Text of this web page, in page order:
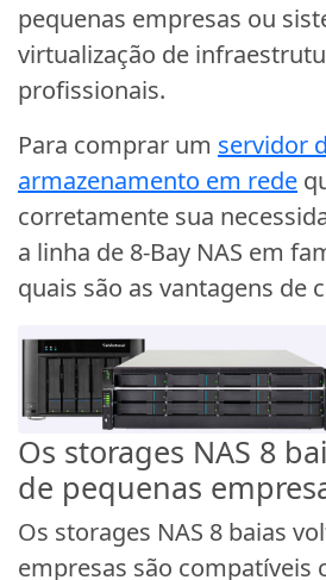
pequenas empresas ou
virtualização de
profissionais.
Para comprar um servidor
armazenamento em rede
corretamente sua
a linha de 8-Bay NAS em
quais são as vantagens de
Os storages NAS 8
de pequenas
Os storages NAS 8 baias
empresas são compatíveis